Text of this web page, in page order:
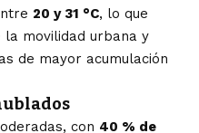
20 y 31 °C, lo que
movilidad urbana y
de mayor acumulación
con 40 % de